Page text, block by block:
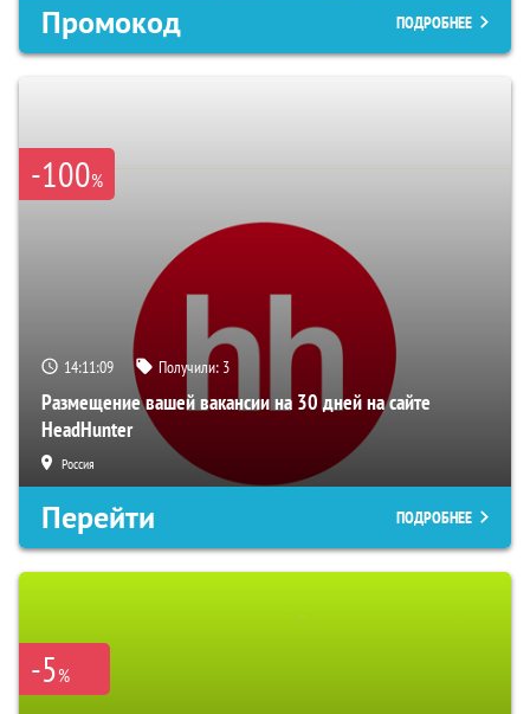
Промокод ПОДРОБНЕЕ
-100%
14:11:08 Получили: 3
Размещение вашей вакансии на 30 дней на сайте
HeadHunter
Россия
Перейти ПОДРОБНЕЕ
-5%